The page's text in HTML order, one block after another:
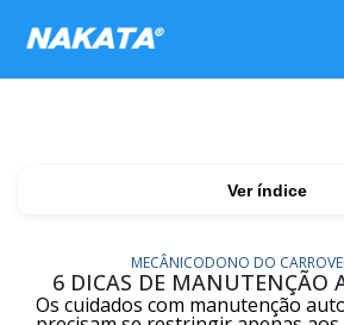
Ver índice
MECÂNICODONO DO CARRO
6 DICAS DE MANUTENÇÃO
Os cuidados com manutenção